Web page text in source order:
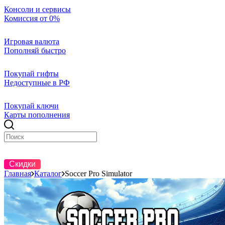
Консоли и сервисы
Комиссия от 0%
Игровая валюта
Пополняй быстро
Покупай гифты
Недоступные в РФ
Покупай ключи
Карты пополнения
Скидки
Главная Каталог Soccer Pro Simulator